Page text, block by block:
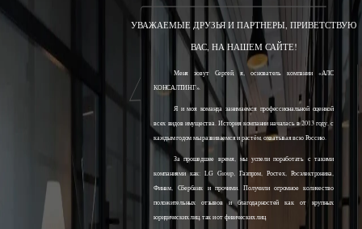
УВАЖАЕМЫЕ ДРУЗЬЯ И ПАРТНЕРЫ, ПРИВЕТСТВУЮ
ВАС, НА НАШЕМ САЙТЕ!
Меня зовут Сергей, я, основатель компании «АЛС
КОНСАЛТИНГ».
Я и моя команда занимаемся профессиональной оценкой
всех видов имущества. История компании началась в 2013 году, с
каждым годом мы развиваемся и растём, охватывая всю Россию.
За прошедшее время, мы успели поработать с такими
компаниями как: LG Group, Газпром, Ростех, Росэлектроника,
Финам, Сбербанк и прочими. Получили огромное количество
положительных отзывов и благодарностей как от крупных
юридических лиц, так и от физических лиц.